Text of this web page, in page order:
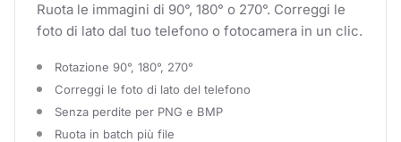
Ruota le immagini di 90°, 180° o 270°. Correggi le
foto di lato dal tuo telefono o fotocamera in un clic.
Rotazione 90°, 180°, 270°
Correggi le foto di lato del telefono
Senza perdite per PNG e BMP
Ruota in batch più file